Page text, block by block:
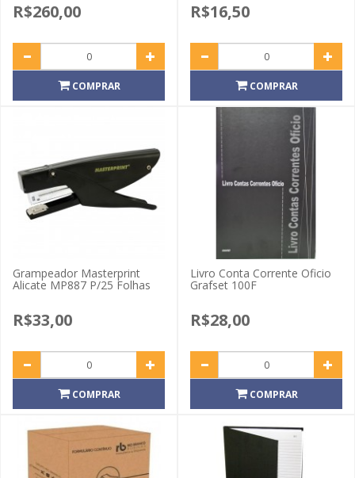
R$260,00
COMPRAR
R$16,50
COMPRAR
Grampeador Masterprint
Alicate MP887 P/25 Folhas
R$33,00
COMPRAR
Livro Conta Corrente Oficio
Grafset 100F
R$28,00
COMPRAR